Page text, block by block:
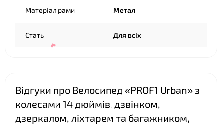
Матеріал рами Метал
Стать Для всіх
Відгуки про Велосипед «PROF1 Urban» з
колесами 14 дюймів, дзвінком,
дзеркалом, ліхтарем та багажником,